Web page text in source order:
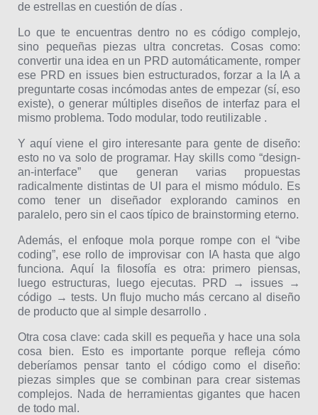
de estrellas en cuestión de días .
Lo que te encuentras dentro no es código complejo,
sino pequeñas piezas ultra concretas. Cosas como:
convertir una idea en un PRD automáticamente, romper
ese PRD en issues bien estructurados, forzar a la IA a
preguntarte cosas incómodas antes de empezar (sí, eso
existe), o generar múltiples diseños de interfaz para el
mismo problema. Todo modular, todo reutilizable .
Y aquí viene el giro interesante para gente de diseño:
esto no va solo de programar. Hay skills como “design-
an-interface” que generan varias propuestas
radicalmente distintas de UI para el mismo módulo. Es
como tener un diseñador explorando caminos en
paralelo, pero sin el caos típico de brainstorming eterno.
Además, el enfoque mola porque rompe con el “vibe
coding”, ese rollo de improvisar con IA hasta que algo
funciona. Aquí la filosofía es otra: primero piensas,
luego estructuras, luego ejecutas. PRD → issues →
código → tests. Un flujo mucho más cercano al diseño
de producto que al simple desarrollo .
Otra cosa clave: cada skill es pequeña y hace una sola
cosa bien. Esto es importante porque refleja cómo
deberíamos pensar tanto el código como el diseño:
piezas simples que se combinan para crear sistemas
complejos. Nada de herramientas gigantes que hacen
de todo mal.